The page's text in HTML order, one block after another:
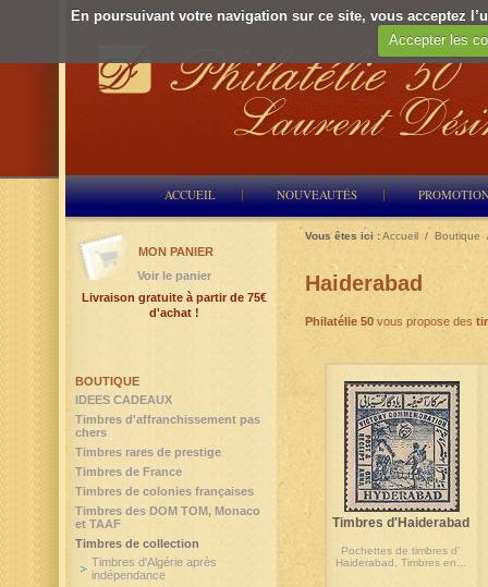
En poursuivant votre navigation sur ce site, vous acceptez
Accepter les
ACCUEIL NOUVEAUTÉS
Vous êtes ici :Accueil / Boutique
Haiderabad
Philatélie 50 vous propose des
Timbres d'Haiderabad
Pochettes de timbres d'
Haiderabad. Timbres en...
BOUTIQUE
IDEES CADEAUX
Timbres d'affranchissement pas
chers
Timbres rares de prestige
Timbres de France
Timbres de colonies françaises
Timbres des DOM TOM, Monaco
et TAAF
Timbres de collection
Timbres d'Algérie après
indépendance
MON PANIER
Voir le panier
Livraison gratuite à partir de 75€
d'achat !